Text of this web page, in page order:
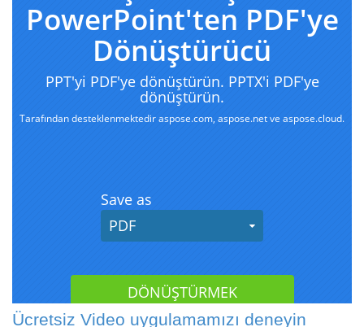
Ücretsiz Video uygulamamızı deneyin